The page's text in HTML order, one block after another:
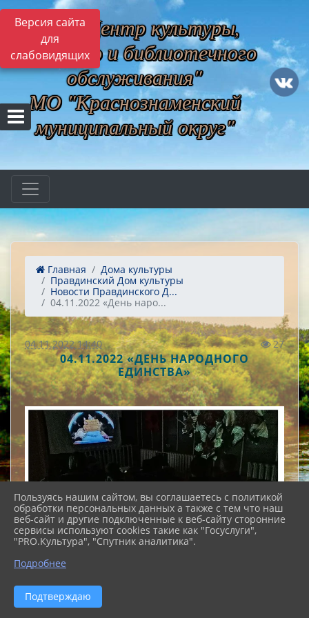
Версия сайта
для
слабовидящих
МБУ "Центр культуры,
музейного и библиотечного
обслуживания"
МО "Краснознаменский
муниципальный округ"
Главная
Дома культуры
Правдинский Дом культуры
Новости Правдинского Д...
04.11.2022 «День наро...
04.11.2022 14:40 27
04.11.2022 «ДЕНЬ НАРОДНОГО
ЕДИНСТВА»
Пользуясь нашим сайтом, вы соглашаетесь с политикой
обработки персональных данных а также с тем что наш
веб-сайт и другие подключенные к веб-сайту сторонние
сервисы используют cookies такие как "Госуслуги",
"PRO.Культура", "Спутник аналитика".
Подробнее
Подтверждаю